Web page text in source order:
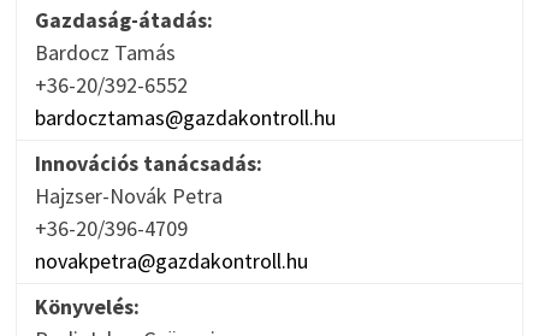
Gazdaság-átadás:
Bardocz Tamás
+36-20/392-6552
bardocztamas@gazdakontroll.hu
Innovációs tanácsadás:
Hajzser-Novák Petra
+36-20/396-4709
novakpetra@gazdakontroll.hu
Könyvelés: